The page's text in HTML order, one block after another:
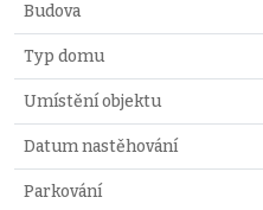
Budova
Typ domu
Umístění objektu
Datum nastěhování
Parkování